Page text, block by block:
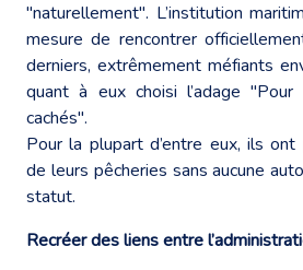
"naturellement". L’institution
mesure de rencontrer
derniers, extrêmement méfiants
quant à eux choisi l’adage "Pour
cachés".
Pour la plupart d’entre eux, ils ont
de leurs pêcheries sans aucune
statut.
Recréer des liens entre